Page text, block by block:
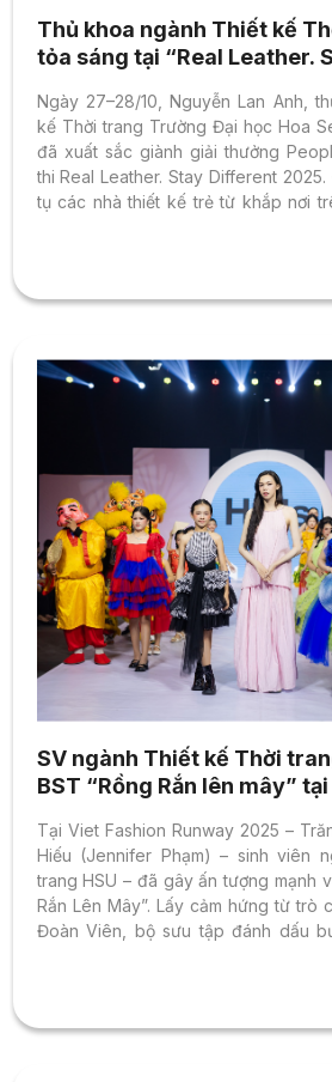
Thủ khoa ngành Thiết kế
tỏa sáng tại “Real Leather.
Ngày 27–28/10, Nguyễn Lan Anh,
kế Thời trang Trường Đại học Hoa
đã xuất sắc giành giải thưởng
thi Real Leather. Stay Different
tụ các nhà thiết kế trẻ từ khắp nơi
da thật trong thời trang hiện đại.
quốc tế với dự án “HORN-TO-
Different 2025 là cuộc thi uy tín
SV ngành Thiết kế Thời
BST “Rồng Rắn lên mây”
Tại Viet Fashion Runway 2025 –
Hiếu (Jennifer Phạm) – sinh viên
trang HSU – đã gây ấn tượng mạnh
Rắn Lên Mây”. Lấy cảm hứng từ trò
Đoàn Viên, bộ sưu tập đánh dấu
năng trẻ của HSU trong làng thời
sáng tạo từ cảm xúc và chất liệu văn
đầu tiên Trọng Hiếu thử sức với thời